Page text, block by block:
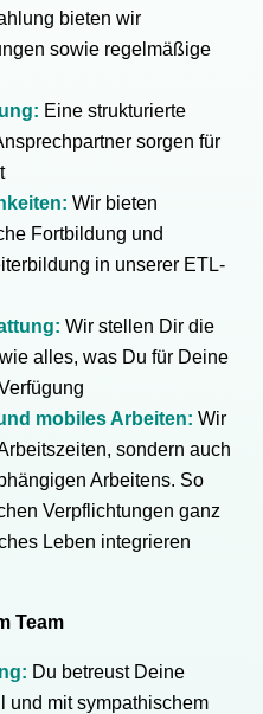
bieten wir
sowie regelmäßige
Eine strukturierte
sorgen für
Wir bieten
Fortbildung und
in unserer ETL-
Wir stellen Dir die
alles, was Du für Deine
mobiles Arbeiten: Wir
sondern auch
Arbeitens. So
Verpflichtungen ganz
Leben integrieren
Team
Du betreust Deine
und mit sympathischem